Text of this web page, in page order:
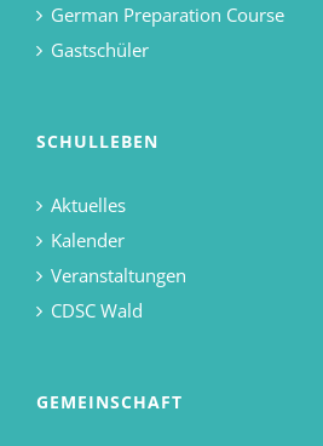
German Preparation Course
Gastschüler
SCHULLEBEN
Aktuelles
Kalender
Veranstaltungen
CDSC Wald
GEMEINSCHAFT